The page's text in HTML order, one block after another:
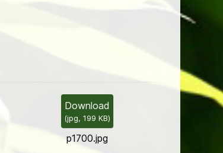
Download
(jpg, 199 KB)
p1700.jpg